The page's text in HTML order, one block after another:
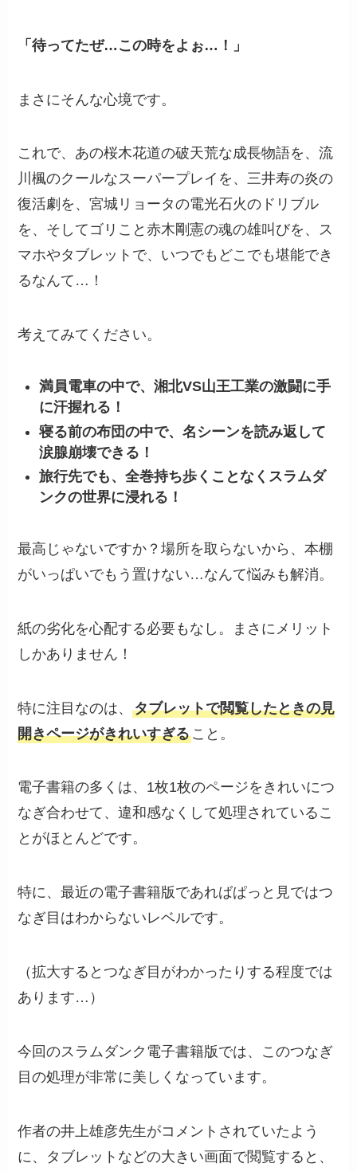
「待ってたぜ…この時をよぉ…！」
まさにそんな心境です。
これで、あの桜木花道の破天荒な成長物語を、流
川楓のクールなスーパープレイを、三井寿の炎の
復活劇を、宮城リョータの電光石火のドリブル
を、そしてゴリこと赤木剛憲の魂の雄叫びを、ス
マホやタブレットで、いつでもどこでも堪能でき
るなんて…！
考えてみてください。
満員電車の中で、湘北VS山王工業の激闘に手
に汗握れる！
寝る前の布団の中で、名シーンを読み返して
涙腺崩壊できる！
旅行先でも、全巻持ち歩くことなくスラムダ
ンクの世界に浸れる！
最高じゃないですか？場所を取らないから、本棚
がいっぱいでもう置けない…なんて悩みも解消。
紙の劣化を心配する必要もなし。まさにメリット
しかありません！
特に注目なのは、タブレットで閲覧したときの見
開きページがきれいすぎること。
電子書籍の多くは、1枚1枚のページをきれいにつ
なぎ合わせて、違和感なくして処理されているこ
とがほとんどです。
特に、最近の電子書籍版であればぱっと見ではつ
なぎ目はわからないレベルです。
（拡大するとつなぎ目がわかったりする程度では
あります…）
今回のスラムダンク電子書籍版では、このつなぎ
目の処理が非常に美しくなっています。
作者の井上雄彦先生がコメントされていたよう
に、タブレットなどの大きい画面で閲覧すると、